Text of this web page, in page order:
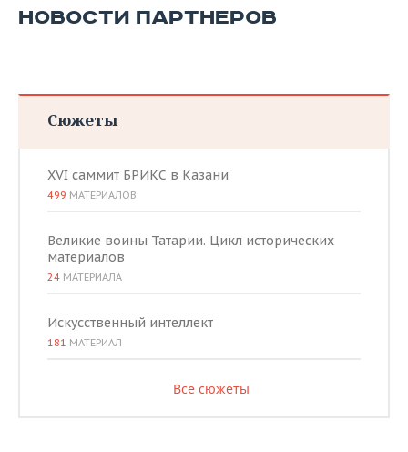
НОВОСТИ ПАРТНЕРОВ
Сюжеты
XVI саммит БРИКС в Казани
499 МАТЕРИАЛОВ
Великие воины Татарии. Цикл исторических
материалов
24 МАТЕРИАЛА
Искусственный интеллект
181 МАТЕРИАЛ
Все сюжеты